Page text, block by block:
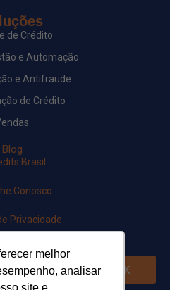
melhor
analisar
site e
de Crédito
e Automação
e Antifraude
de Crédito
Blog
Brasil
Conosco
Privacidade
OK